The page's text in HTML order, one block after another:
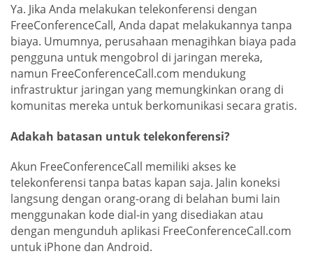
Ya. Jika Anda melakukan telekonferensi dengan
FreeConferenceCall, Anda dapat melakukannya tanpa
biaya. Umumnya, perusahaan menagihkan biaya pada
pengguna untuk mengobrol di jaringan mereka,
namun FreeConferenceCall.com mendukung
infrastruktur jaringan yang memungkinkan orang di
komunitas mereka untuk berkomunikasi secara gratis.
Adakah batasan untuk telekonferensi?
Akun FreeConferenceCall memiliki akses ke
telekonferensi tanpa batas kapan saja. Jalin koneksi
langsung dengan orang-orang di belahan bumi lain
menggunakan kode dial-in yang disediakan atau
dengan mengunduh aplikasi FreeConferenceCall.com
untuk iPhone dan Android.